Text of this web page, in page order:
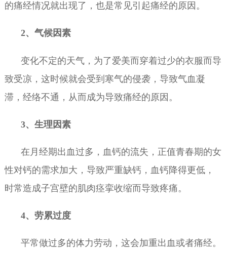
的痛经情况就出现了，也是常见引起痛经的原因。
2、气候因素
变化不定的天气，为了爱美而穿着过少的衣服而导
致受凉，这时候就会受到寒气的侵袭，导致气血凝
滞，经络不通，从而成为导致痛经的原因。
3、生理因素
在月经期出血过多，血钙的流失，正值青春期的女
性对钙的需求加大，导致严重缺钙，血钙降得更低，
时常造成子宫壁的肌肉痉挛收缩而导致疼痛。
4、劳累过度
平常做过多的体力劳动，这会加重出血或者痛经。